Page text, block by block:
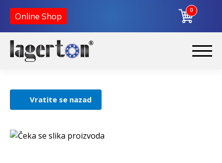
Online Shop
0
Početna
O nama
Kontakt
Vratite se nazad